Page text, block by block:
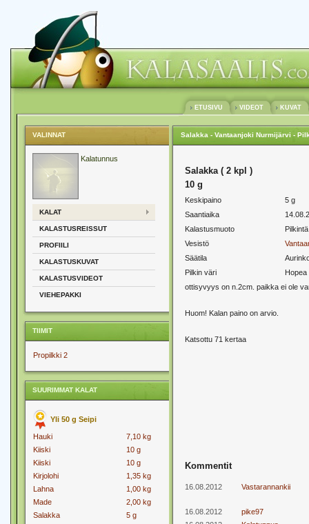
ETUSIVU VIDEOT KUVAT
VALINNAT
Kalatunnus
KALAT
KALASTUSREISSUT
PROFIILI
KALASTUSKUVAT
KALASTUSVIDEOT
VIEHEPAKKI
TIIMIT
Propilkki 2
SUURIMMAT KALAT
Yli 50 g Seipi
Hauki
7,10 kg
Kiiski
10 g
Kiiski
10 g
Kirjolohi
1,35 kg
Lahna
1,00 kg
Made
2,00 kg
Salakka
5 g
Salakka - Vantaanjoki Nurmijärvi -
Salakka ( 2 kpl )
10 g
Keskipaino
5 g
Saantiaika
Kalastusmuoto
Pilkintä
Vesistö
Säätila
Pilkin väri
Hopea
ottisyvyys on n.2cm. paikka ei ole
Huom! Kalan paino on arvio.
Katsottu 71 kertaa
Kommentit
16.08.2012 Vastarannankii
16.08.2012
pike97